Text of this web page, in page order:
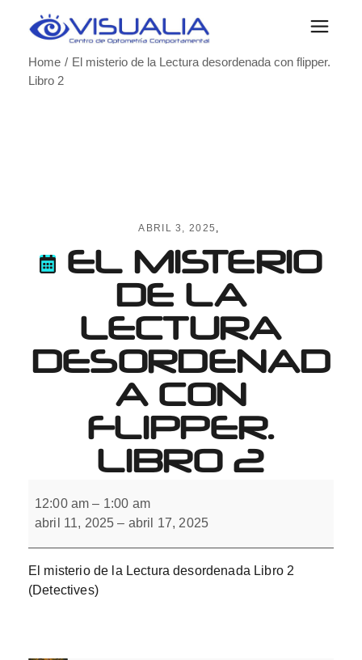
Home
El misterio de la Lectura desordenada con flipper.
Libro 2
ABRIL 3, 2025
EL MISTERIO
DE LA
LECTURA
DESORDENAD
A CON
FLIPPER.
LIBRO 2
misterio
de
la
desordenada
con
flipper.
Libro
2
12:00 am – 1:00 am
abril 11, 2025 – abril 17, 2025
El misterio de la Lectura desordenada Libro 2
(Detectives)